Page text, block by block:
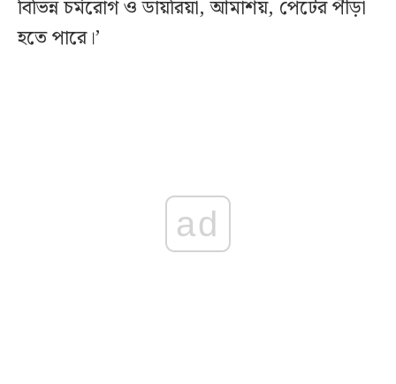
বিভিন্ন চর্মরোগ ও ডায়রিয়া, আমাশয়, পেটের পীড়া
হতে পারে।’
ad